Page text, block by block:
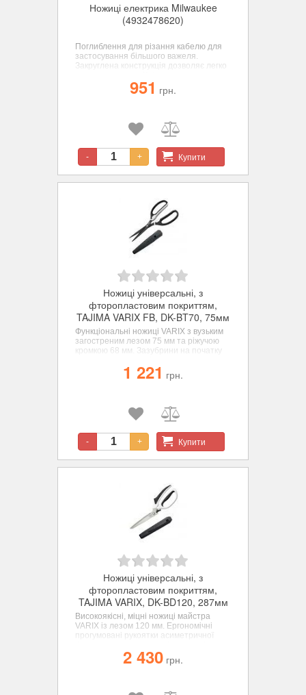
Ножиці електрика Milwaukee
(4932478620)
Поглиблення для різання кабелю для
застосування більшого важеля.
Закруглена конструкція дозволяє легко
стиснення кабелю до 6 мм. Затяжний
гвинт, що регулюється, дозволяє
951 грн.
- + Купити
Ножиці універсальні, з
фторопластовим покриттям,
TAJIMA VARIX FB, DK-BT70, 75мм
Функціональні ножиці VARIX з вузьким
загостреним лезом 75 мм та ріжучою
кромкою 68 мм. Зазубрини на початку
круглих матеріалів. Ножиці для
багатьох застосувань та матеріалів.
прилипання, викликане, наприклад,
клеєм, та спрощує очищення ножиць.
1 221 грн.
- + Купити
Ножиці універсальні, з
фторопластовим покриттям,
TAJIMA VARIX, DK-BD120, 287мм
Високоякісні, міцні ножиці майстра
VARIX із лезом 120 мм. Ергономічні
прогумовані рукоятки асиметричної
Продумана форма ручки забезпечує
зручність при різанні. Особливо легке
2 430 грн.